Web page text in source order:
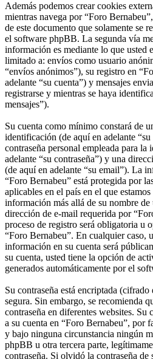
Además podemos crear cookies
mientras navega por “Foro
de este documento que solamente se
el software phpBB. La segunda vía
información es mediante lo que usted
limitado a: envíos como usuario
“envíos anónimos”), su registro en
adelante “su cuenta”) y mensajes
registrarse y mientras se haya
mensajes”).
Su cuenta como mínimo constará de
identificación (de aquí en adelante
contraseña personal empleada para
adelante “su contraseña”) y una
(de aquí en adelante “su email”). La
“Foro Bernabeu” está protegida por
aplicables en el país en el que
información más allá de su nombre de
dirección de e-mail requerida por
proceso de registro será obligatoria u
“Foro Bernabeu”. En cualquier caso,
información en su cuenta será
su cuenta, usted tiene la opción de
generados automáticamente por el
Su contraseña está encriptada
segura. Sin embargo, se recomienda
contraseña en diferentes websites. Su
a su cuenta en “Foro Bernabeu”, por
y bajo ninguna circunstancia ningún
phpBB u otra tercera parte,
contraseña. Si olvidó la contraseña de